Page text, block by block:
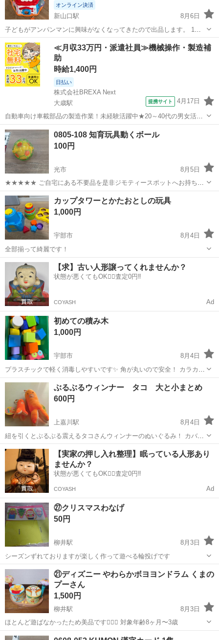
オンライン決済
新山口駅
8月6日
子どもがアンパンマンに興味がなくなってきたので出品します。 1年
前に購入 全て動作確認済み 電池も入れたままお渡しします。 大きな
傷もなく、綺麗な状態だと思います。 どなたか使っていただけると嬉
しいです(...
山口 山口市 新山口駅 おもちゃ
≪月収33万円・派遣社員≫機械操作・製造補
助
時給1,400円
日払い
株式会社BREXA Next
大歳駅
提携サイト 4月17日
自動車向け車載部品の製造作業！未経験活躍中★20～40代の男女活躍
中！友達同士での応募OK！備品付きワンルーム寮費無料！赴任旅費会
社負担！生活支援物資事前対応可◎格安食堂利用可！年間休日135日
♪《山口県山口市》 人気の工...
山口 山口市 その他
0805-108 知育玩具動くボール
100円
光市
8月5日
★★★★★ ご自宅にある不要品を是非ジモティースポットへお持ち込
みしませんか？ 家電、趣味・スポーツ・レジャー用品、こども用品、
衣料服飾品、生活雑貨、家具、本、CD・DVDなどが無料でまとめて持
ち込めます！ ※詳細はこ...
山口 光市 おもちゃ
カップタワーとかたおとしの玩具
1,000円
宇部市
8月4日
全部揃って綺麗です！
山口 宇部市 おもちゃ タワー
【求】古い人形譲ってくれませんか？
状態が悪くてもOK🙆‍♀️査定0円‼️
COYASH Ad
初めての積み木
1,000円
宇部市
8月4日
プラスチックで軽く消毒しやすいです✨ 角が丸いので安全！ カラカラ
音がなったり車を作ったり楽しめます🚗 消毒済で大きな割れなどなく
状態はいいかと思いますが神経質な方は御遠慮ください。 一度人の手
に渡ったものとご理解頂ける方宜...
山口 宇部市 おもちゃ 積み木
ぶるぶるウィンナー タコ 大と小まとめ
600円
上嘉川駅
8月4日
紐を引くとぶるぶる震えるタコさんウィンナーのぬいぐるみ！ カバン
などにつけても可愛く、お子様などとおそろいにつけても可愛いと思
います！
山口 山口市 上嘉川駅 おもちゃ タコ
【実家の押し入れ整理】眠っている人形あり
ませんか？
状態が悪くてもOK🙆‍♀️査定0円‼️
COYASH Ad
㉗クリスマスわなげ
50円
柳井駅
8月3日
シーズンずれておりますが楽しく作って遊べる輪投げです
山口 柳井市 柳井駅 おもちゃ
㉑ディズニー やわらかボヨヨンドラム くまの
プーさん
1,500円
柳井駅
8月3日
ほとんど遊ばなかったため美品です🙇🏻‍♀ 対象年齢8ヶ月〜3歳
山口 柳井市